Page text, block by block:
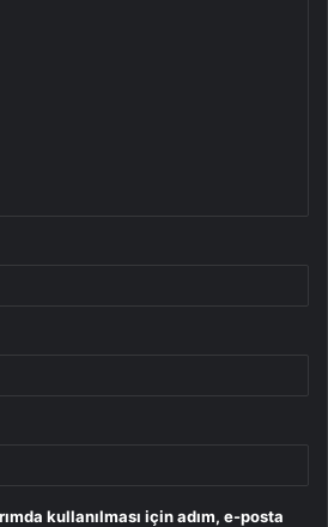
kullanılması için adım, e-posta